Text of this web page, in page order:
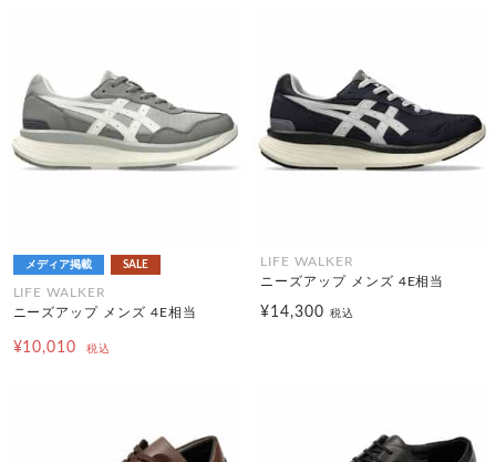
メディア掲載 SALE
LIFE WALKER
ニーズアップ メンズ 4E相当
¥10,010 税込
LIFE WALKER
ニーズアップ メンズ 4E相当
¥14,300 税込